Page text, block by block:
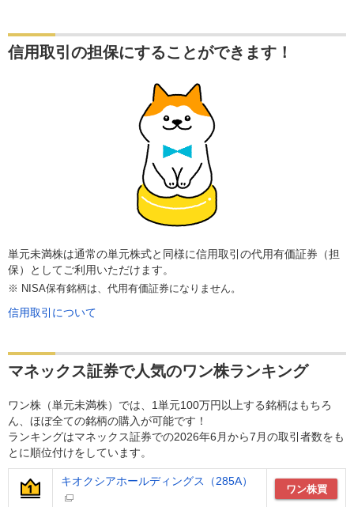
信用取引の担保にすることができます！
単元未満株は通常の単元株式と同様に信用取引の代用有価証券（担
保）としてご利用いただけます。
※ NISA保有銘柄は、代用有価証券になりません。
信用取引について
マネックス証券で人気のワン株ランキング
ワン株（単元未満株）では、1単元100万円以上する銘柄はもちろ
ん、ほぼ全ての銘柄の購入が可能です！
ランキングはマネックス証券での2026年6月から7月の取引者数をも
とに順位付けをしています。
キオクシアホールディングス（285A）
ワン株買